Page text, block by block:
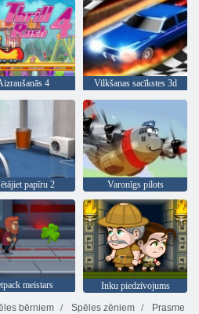
4 Vilkšanas sacīkstes 3d
papīru 2 Varonīgs pilots
meistars
Inku piedzīvojums
bērniem Spēles zēniem
Prasme